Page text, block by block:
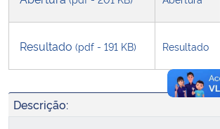
Secretaria de Governo
Gabinete de Segurança Institucional
Resultado (pdf - 191 KB) Resultado
Descrição: